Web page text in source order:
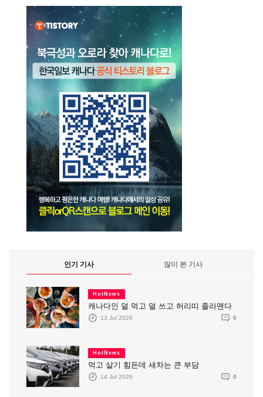
인기 기사 많이 본 기사
HotNews
캐나다인 덜 먹고 덜 쓰고 허리띠 졸라맨다
13 Jul 2026 0
HotNews
먹고 살기 힘든데 새차는 큰 부담
14 Jul 2026 0